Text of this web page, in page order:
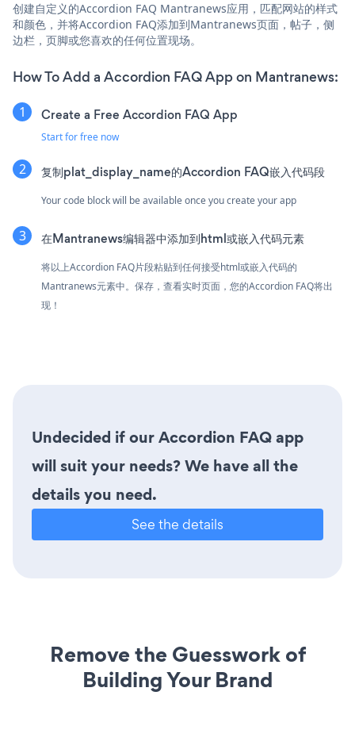
创建自定义的Accordion FAQ Mantranews应用，匹配网站的样式
和颜色，并将Accordion FAQ添加到Mantranews页面，帖子，侧
边栏，页脚或您喜欢的任何位置现场。
How To Add a Accordion FAQ App on Mantranews:
Create a Free Accordion FAQ App
Start for free now
复制plat_display_name的Accordion FAQ嵌入代码段
Your code block will be available once you create your app
在Mantranews编辑器中添加到html或嵌入代码元素
将以上Accordion FAQ片段粘贴到任何接受html或嵌入代码的
Mantranews元素中。保存，查看实时页面，您的Accordion FAQ将出
现！
Undecided if our Accordion FAQ app
will suit your needs? We have all the
details you need.
See the details
Remove the Guesswork of
Building Your Brand